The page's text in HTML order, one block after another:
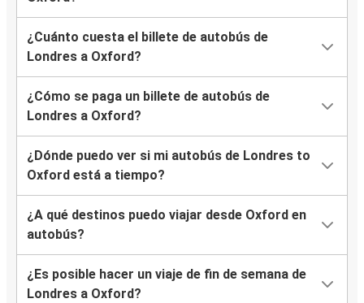
¿Cuánto cuesta el billete de autobús de
Londres a Oxford?
¿Cómo se paga un billete de autobús de
Londres a Oxford?
¿Dónde puedo ver si mi autobús de Londres to
Oxford está a tiempo?
¿A qué destinos puedo viajar desde Oxford en
autobús?
¿Es posible hacer un viaje de fin de semana de
Londres a Oxford?